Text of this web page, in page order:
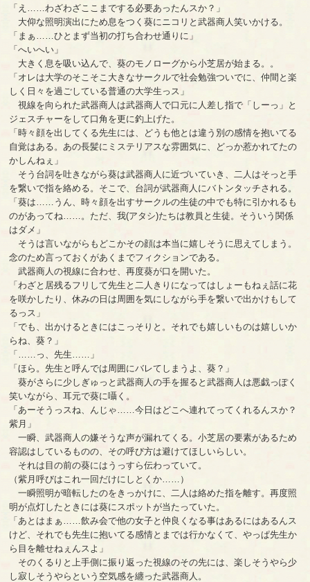
「え……わざわざここまでする必要あったんスか？」
大仰な照明演出にため息をつく葵にニコリと武器商人笑いかける。
「まぁ……ひとまず当初の打ち合わせ通りに」
「へいへい」
大きく息を吸い込んで、葵のモノローグから小芝居が始まる。。
「オレは大学のそこそこ大きなサークルで社会勉強ついでに、仲間と楽
しく日々を過ごしている普通の大学生っス」
視線を向られた武器商人は武器商人で口元に人差し指で「しーっ」と
ジェスチャーをして口角を更に釣上げた。
「時々顔を出してくる先生には、どうも他とは違う別の感情を抱いてる
自覚はある。あの長髪にミステリアスな雰囲気に、どっか惹かれてたの
かしんねぇ」
そう台詞を吐きながら葵は武器商人に近づいていき、二人はそっと手
を繋いで指を絡める。そこで、台詞が武器商人にバトンタッチされる。
「葵は……うん、時々顔を出すサークルの生徒の中でも特に引かれるも
のがあってね……。ただ、我(アタシ)たちは教員と生徒。そういう関係
はダメ」
そうは言いながらもどこかその顔は本当に嬉しそうに思えてしまう。
念のため言っておくがあくまでフィクションである。
武器商人の視線に合わせ、再度葵が口を開いた。
「わざと居残るフリして先生と二人きりになってはしょーもねぇ話に花
を咲かしたり、休みの日は周囲を気にしながら手を繋いで出かけもして
るっス」
「でも、出かけるときにはこっそりと。それでも嬉しいものは嬉しいか
らね、葵？」
「……っ、先生……」
「ほら。先生と呼んでは周囲にバレてしまうよ、葵？」
葵がさらに少しぎゅっと武器商人の手を握ると武器商人は悪戯っぽく
笑いながら、耳元で葵に囁く。
「あーそうっスね、んじゃ……今日はどこへ連れてってくれるんスか？
紫月」
一瞬、武器商人の嫌そうな声が漏れてくる。小芝居の要素があるため
容認はしているものの、その呼び方は避けてほしいらしい。
それは目の前の葵にはうっすら伝わっていて。
（紫月呼びはこれ一回だけにしとくか……）
一瞬照明が暗転したのをきっかけに、二人は絡めた指を離す。再度照
明が点灯したときには葵にスポットが当たっていた。
「あとはまぁ……飲み会で他の女子と仲良くなる事はあるにはあるんス
けど、それでも先生に抱いてる感情とまでは行かなくて、やっぱ先生か
ら目を離せねぇんスよ」
そのくるりと上手側に振り返った視線のその先には、楽しそうやら少
し寂しそうやらという空気感を纏った武器商人。